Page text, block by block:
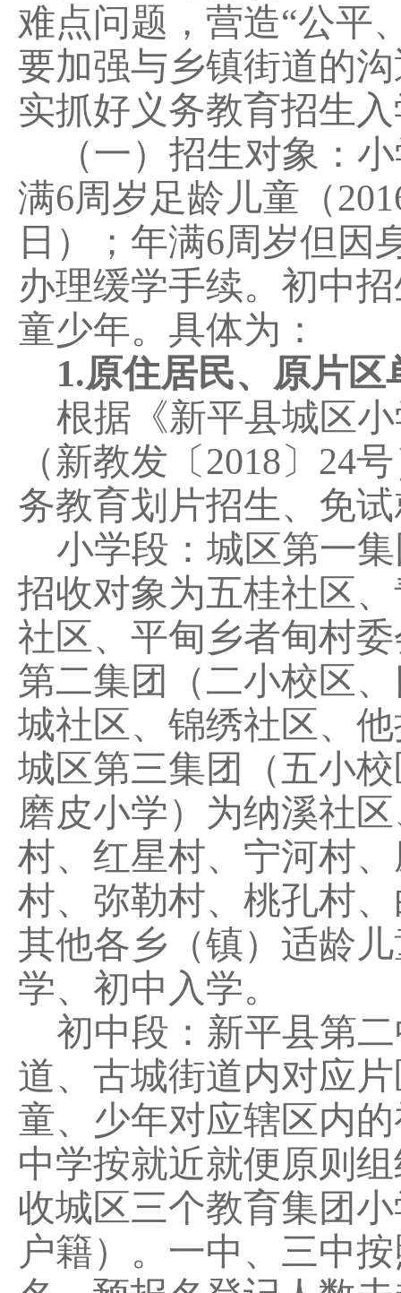
难点问题，营造“公平
要加强与乡镇街道的
实抓好义务教育招生
（一）招生对象：
满6周岁足龄儿童（
日）；年满6周岁但因
办理缓学手续。初中
童少年。具体为：
1.原住居民、原片区
根据《新平县城区
（新教发〔2018〕 24
务教育划片招生、免
小学段：城区第一
招收对象为五桂社区
社区、平甸乡者甸村
第二集团
（二小校区
城社区、 锦绣社区、
城区第三集团
（五小
磨皮小学） 为纳溪社
村、红星村、宁河村
村、弥勒村、桃孔村
其他各乡（镇）适龄
学、初中入学。
初中段： 新平县第
道、古城街道内对应片
童、少年对应辖区内
中学按就近就便原则
收城区三个教育集团
户籍）。一中、三中